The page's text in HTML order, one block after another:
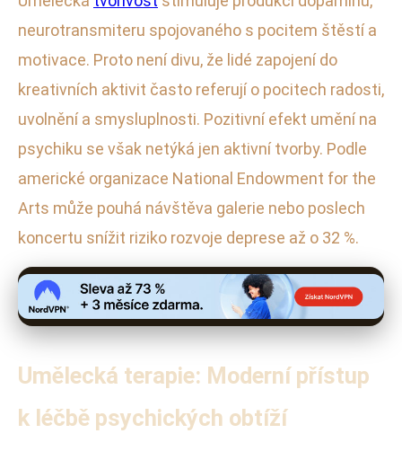
neurotransmiteru spojovaného s pocitem štěstí a
motivace. Proto není divu, že lidé zapojení do
kreativních aktivit často referují o pocitech radosti,
uvolnění a smysluplnosti. Pozitivní efekt umění na
psychiku se však netýká jen aktivní tvorby. Podle
americké organizace National Endowment for the
Arts může pouhá návštěva galerie nebo poslech
koncertu snížit riziko rozvoje deprese až o 32 %.
Umělecká terapie: Moderní přístup
k léčbě psychických obtíží